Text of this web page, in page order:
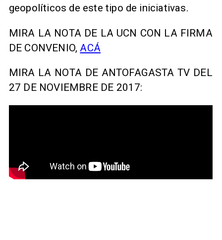
geopolíticos de este tipo de iniciativas.
MIRA LA NOTA DE LA UCN CON LA FIRMA
DE CONVENIO, ACÁ
MIRA LA NOTA DE ANTOFAGASTA TV DEL
27 DE NOVIEMBRE DE 2017: